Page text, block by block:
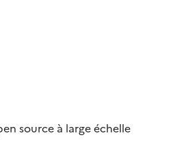
source à large échelle